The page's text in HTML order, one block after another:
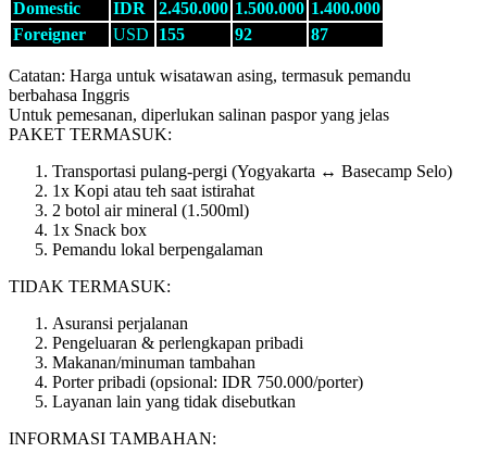
Domestic IDR 2.450.000 1.500.000 1.400.000
Foreigner
USD 155 92 87
Catatan: Harga untuk wisatawan asing, termasuk pemandu
berbahasa Inggris
Untuk pemesanan, diperlukan salinan paspor yang jelas
PAKET TERMASUK:
Transportasi pulang-pergi (Yogyakarta ↔ Basecamp Selo)
1x Kopi atau teh saat istirahat
2 botol air mineral (1.500ml)
1x Snack box
Pemandu lokal berpengalaman
TIDAK TERMASUK:
Asuransi perjalanan
Pengeluaran & perlengkapan pribadi
Makanan/minuman tambahan
Porter pribadi (opsional: IDR 750.000/porter)
Layanan lain yang tidak disebutkan
INFORMASI TAMBAHAN: